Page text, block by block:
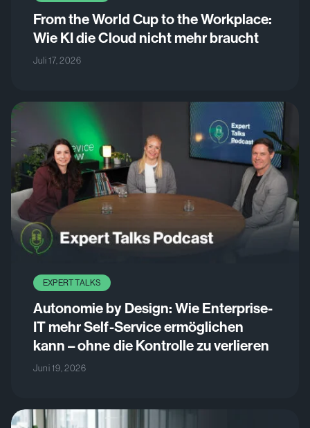
From the World Cup to the Workplace:
Wie KI die Cloud nicht mehr braucht
Juli 17, 2026
EXPERT TALKS
Autonomie by Design: Wie Enterprise-
IT mehr Self-Service ermöglichen
kann – ohne die Kontrolle zu verlieren
Juni 19, 2026